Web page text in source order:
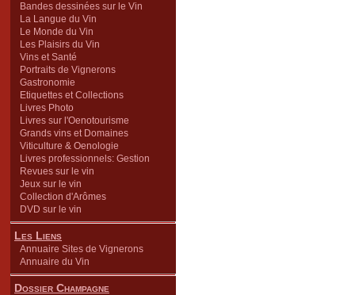
Bandes dessinées sur le Vin
La Langue du Vin
Le Monde du Vin
Les Plaisirs du Vin
Vins et Santé
Portraits de Vignerons
Gastronomie
Etiquettes et Collections
Livres Photo
Livres sur l'Oenotourisme
Grands vins et Domaines
Viticulture & Oenologie
Livres professionnels: Gestion
Revues sur le vin
Jeux sur le vin
Collection d'Arômes
DVD sur le vin
Les Liens
Annuaire Sites de Vignerons
Annuaire du Vin
Dossier Champagne